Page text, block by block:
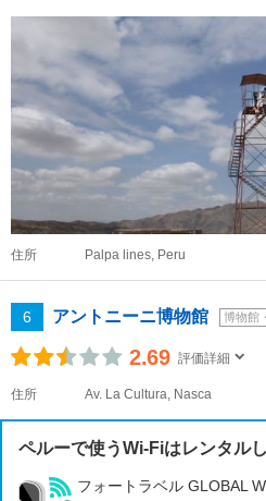
住所 Palpa lines, Peru
6 アントニーニ博物館 博物館
2.69 評価詳細
住所 Av. La Cultura, Nasca
ペルーで使うWi-Fiはレンタル
フォートラベル GLOBAL